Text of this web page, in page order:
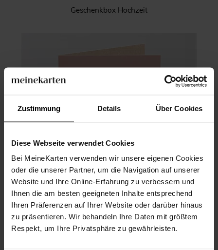
Zustimmung Details Über Cookies
Diese Webseite verwendet Cookies
Bei MeineKarten verwenden wir unsere eigenen Cookies
oder die unserer Partner, um die Navigation auf unserer
Website und Ihre Online-Erfahrung zu verbessern und
Ihnen die am besten geeigneten Inhalte entsprechend
Ihren Präferenzen auf Ihrer Website oder darüber hinaus
zu präsentieren. Wir behandeln Ihre Daten mit größtem
Respekt, um Ihre Privatsphäre zu gewährleisten.
Geschenkbox Hochzeit
Menükarte Hochzeit